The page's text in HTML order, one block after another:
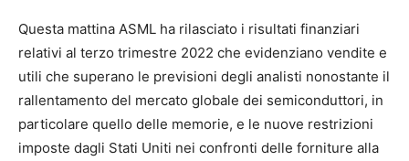
Questa mattina ASML ha rilasciato i risultati finanziari
relativi al terzo trimestre 2022 che evidenziano vendite e
utili che superano le previsioni degli analisti nonostante il
rallentamento del mercato globale dei semiconduttori, in
particolare quello delle memorie, e le nuove restrizioni
imposte dagli Stati Uniti nei confronti delle forniture alla